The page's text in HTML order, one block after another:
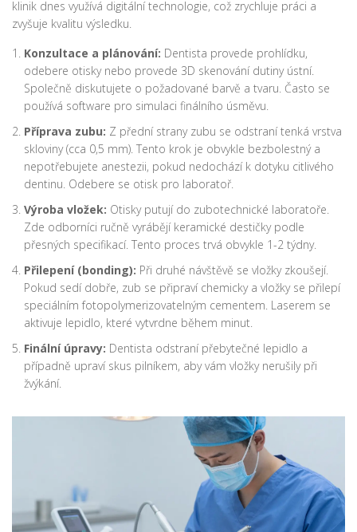
klinik dnes využívá digitální technologie, což zrychluje práci a
zvyšuje kvalitu výsledku.
Konzultace a plánování: Dentista provede prohlídku,
odebere otisky nebo provede 3D skenování dutiny ústní.
Společně diskutujete o požadované barvě a tvaru. Často se
používá software pro simulaci finálního úsměvu.
Příprava zubu: Z přední strany zubu se odstraní tenká vrstva
skloviny (cca 0,5 mm). Tento krok je obvykle bezbolestný a
nepotřebujete anestezii, pokud nedochází k dotyku citlivého
dentinu. Odebere se otisk pro laboratoř.
Výroba vložek: Otisky putují do zubotechnické laboratoře.
Zde odborníci ručně vyrábějí keramické destičky podle
přesných specifikací. Tento proces trvá obvykle 1-2 týdny.
Přilepení (bonding): Při druhé návštěvě se vložky zkoušejí.
Pokud sedí dobře, zub se připraví chemicky a vložky se přilepí
speciálním fotopolymerizovatelným cementem. Laserem se
aktivuje lepidlo, které vytvrdne během minut.
Finální úpravy: Dentista odstraní přebytečné lepidlo a
případně upraví skus pilníkem, aby vám vložky nerušily při
žvýkání.